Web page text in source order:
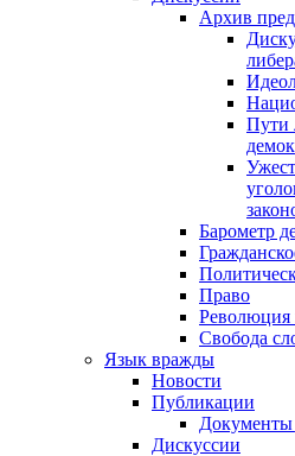
Архив
Пути
Барометр
Право
Революция
Свобода
Язык вражды
Новости
Публикации
Документы
Дискуссии